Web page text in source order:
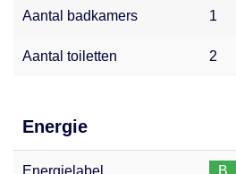
Aantal badkamers 1
Aantal toiletten 2
Energie
Energielabel B